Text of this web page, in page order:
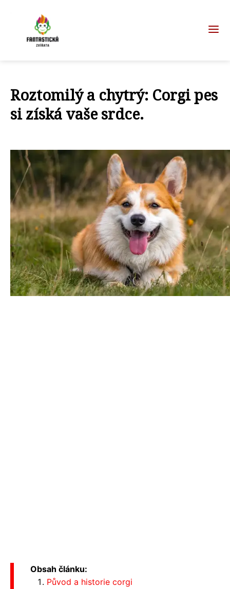
Roztomilý a chytrý: Corgi pes
si získá vaše srdce.
Obsah článku:
Původ a historie corgi